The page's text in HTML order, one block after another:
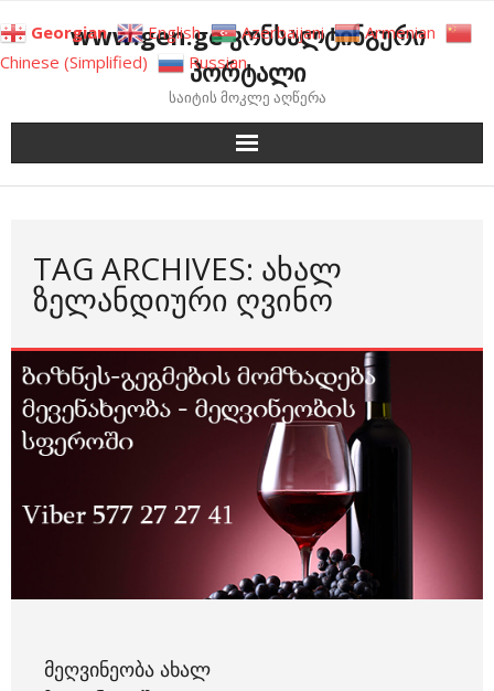
to
content
www.gen.ge კონსალტინგური
პორტალი
საიტის მოკლე აღწერა
TAG ARCHIVES: ᲐᲮᲐᲚ
ᲖᲔᲚᲐᲜᲓᲘᲣᲠᲘ ᲦᲕᲘᲜᲝ
ᲛᲔᲦᲕᲘᲜᲔᲝᲑᲐ ᲐᲮᲐᲚ
Georgian English Azerbaijani
Armenian
Chinese (Simplified)
Russian